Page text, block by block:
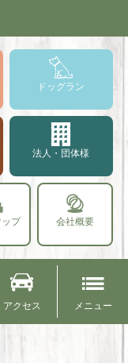
ドッグラン
法人・団体様
プ 会社概要
アクセス メニュー